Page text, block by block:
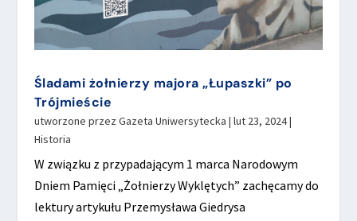
Śladami żołnierzy majora „Łupaszki” po
Trójmieście
utworzone przez Gazeta Uniwersytecka | lut 23, 2024|
Historia
W związku z przypadającym 1 marca Narodowym
Dniem Pamięci „Żołnierzy Wyklętych” zachęcamy do
lektury artykułu Przemysława Giedrysa